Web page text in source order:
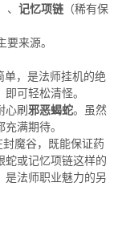
记忆项链 （稀有保
来源。
单，是法师挂机的绝
可轻松清怪。
心刷邪恶蝎蛇。虽然
满期待。
魔谷，既能保证药
蛇或记忆项链这样的
是法师职业魅力的另